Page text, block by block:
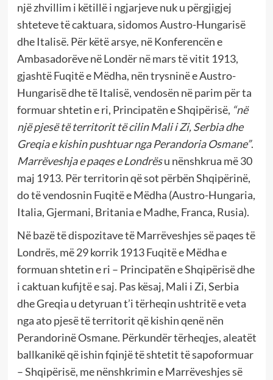
një zhvillim i këtillë i ngjarjeve nuk u përgjigjej
shteteve të caktuara, sidomos Austro-Hungarisë
dhe Italisë. Për këtë arsye, në Konferencën e
Ambasadorëve në Londër në mars të vitit 1913,
gjashtë Fuqitë e Mëdha, nën trysninë e Austro-
Hungarisë dhe të Italisë, vendosën në parim për ta
formuar shtetin e ri, Principatën e Shqipërisë, “në
një pjesë të territorit të cilin Mali i Zi, Serbia dhe
Greqia e kishin pushtuar nga Perandoria Osmane”.
Marrëveshja e paqes e Londrësu nënshkrua më 30
maj 1913. Për territorin që sot përbën Shqipërinë,
do të vendosnin Fuqitë e Mëdha (Austro-Hungaria,
Italia, Gjermani, Britania e Madhe, Franca, Rusia).
Në bazë të dispozitave të Marrëveshjes së paqes të
Londrës, më 29 korrik 1913 Fuqitë e Mëdha e
formuan shtetin e ri – Principatën e Shqipërisë dhe
i caktuan kufijtë e saj. Pas kësaj, Mali i Zi, Serbia
dhe Greqia u detyruan t’i tërheqin ushtritë e veta
nga ato pjesë të territorit që kishin qenë nën
Perandorinë Osmane. Përkundër tërheqjes, aleatët
ballkanikë që ishin fqinjë të shtetit të sapoformuar
– Shqipërisë, me nënshkrimin e Marrëveshjes së